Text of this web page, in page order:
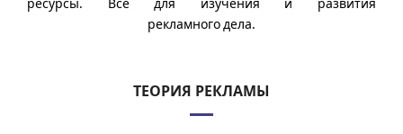
рекламного дела.
ТЕОРИЯ РЕКЛАМЫ